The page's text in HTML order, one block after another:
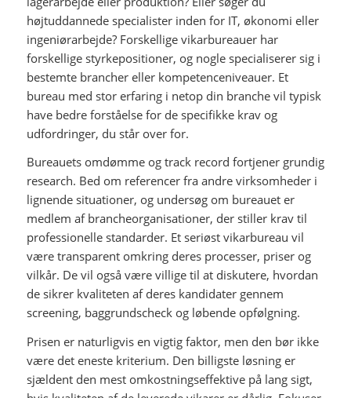
højtuddannede specialister inden for IT, økonomi eller
ingeniørarbejde? Forskellige vikarbureauer har
forskellige styrkepositioner, og nogle specialiserer sig i
bestemte brancher eller kompetenceniveauer. Et
bureau med stor erfaring i netop din branche vil typisk
have bedre forståelse for de specifikke krav og
udfordringer, du står over for.
Bureauets omdømme og track record fortjener grundig
research. Bed om referencer fra andre virksomheder i
lignende situationer, og undersøg om bureauet er
medlem af brancheorganisationer, der stiller krav til
professionelle standarder. Et seriøst vikarbureau vil
være transparent omkring deres processer, priser og
vilkår. De vil også være villige til at diskutere, hvordan
de sikrer kvaliteten af deres kandidater gennem
screening, baggrundscheck og løbende opfølgning.
Prisen er naturligvis en vigtig faktor, men den bør ikke
være det eneste kriterium. Den billigste løsning er
sjældent den mest omkostningseffektive på lang sigt,